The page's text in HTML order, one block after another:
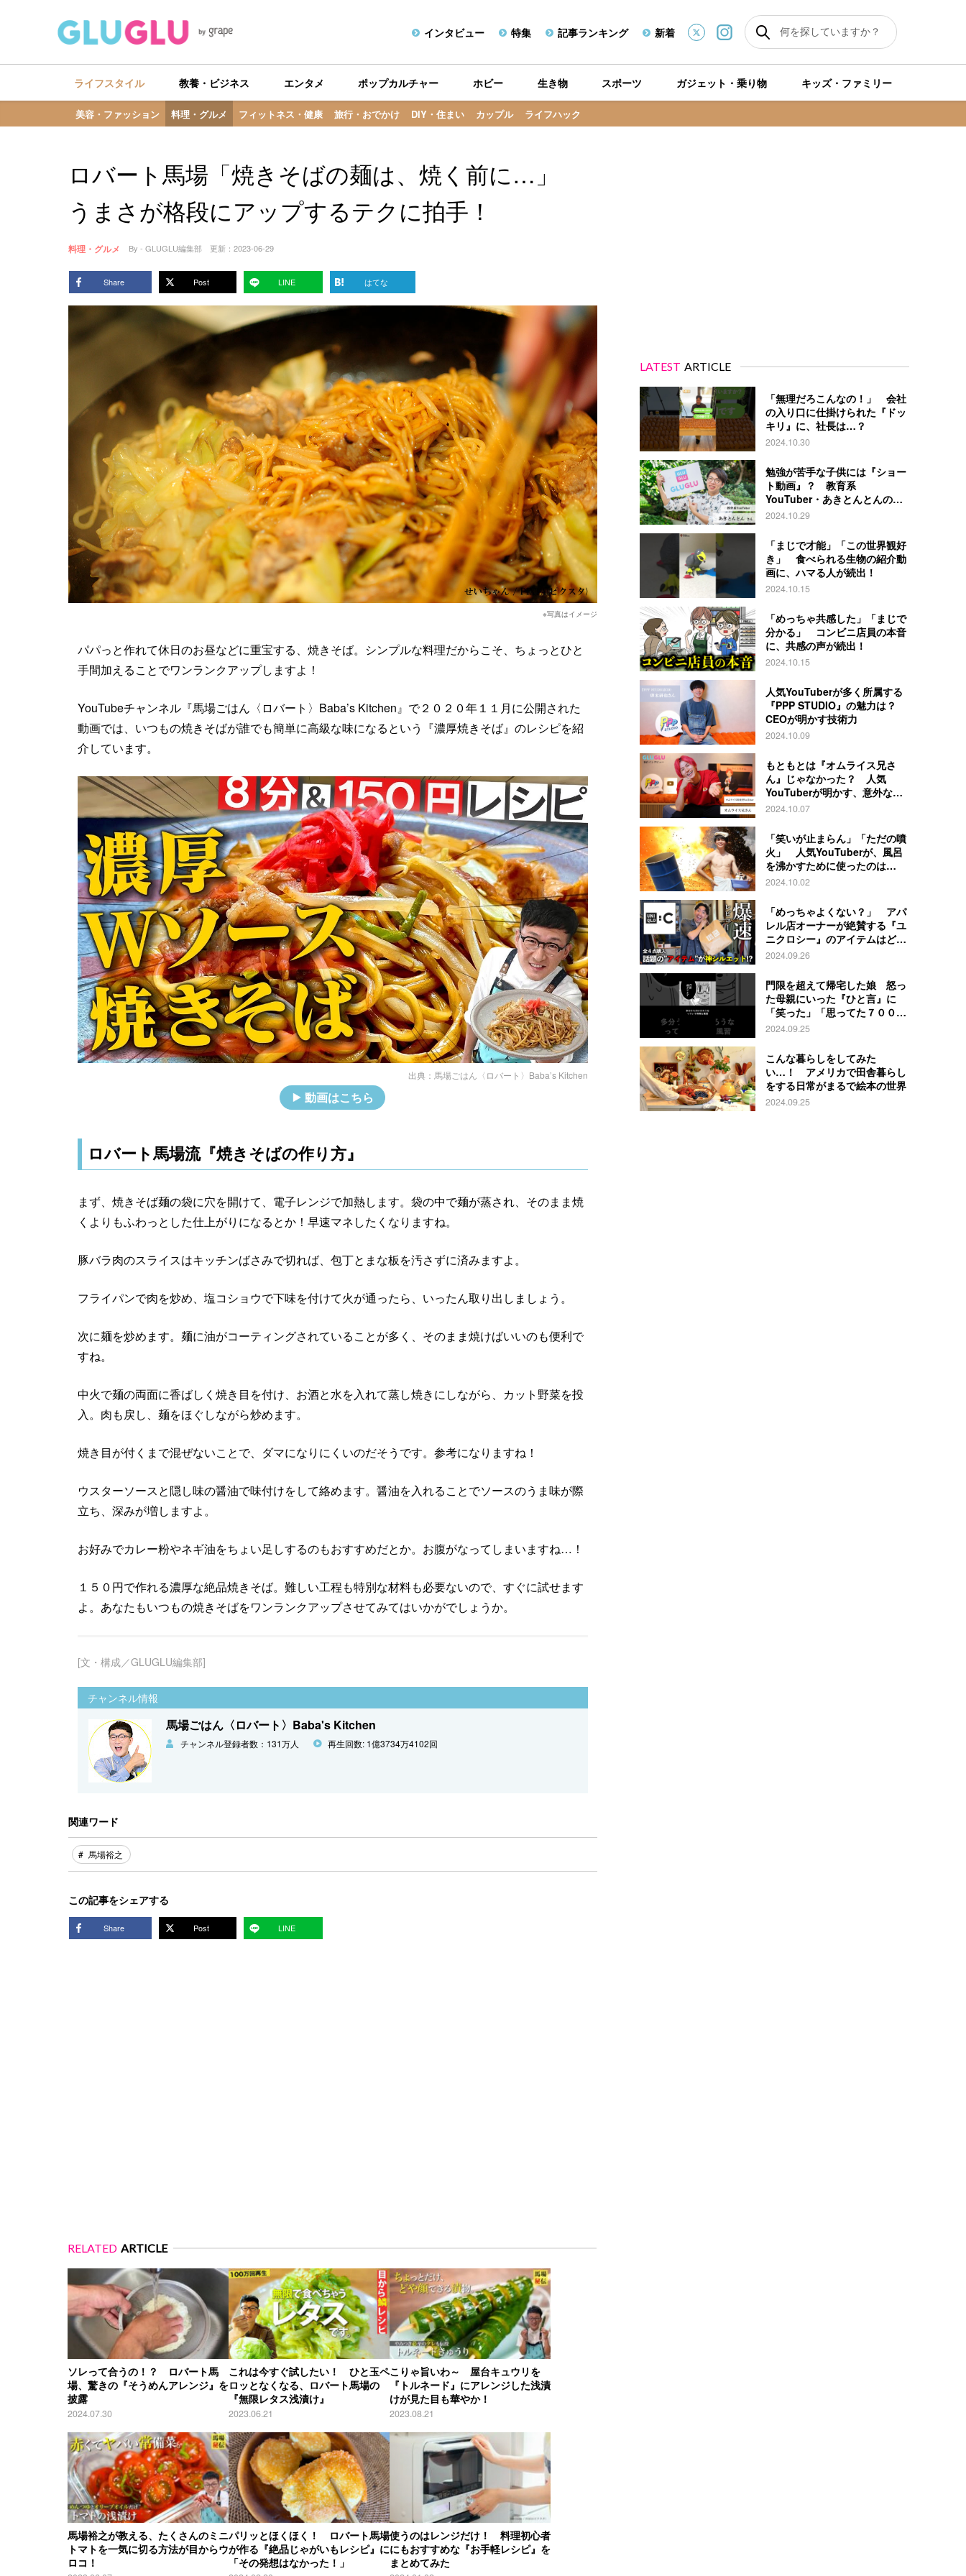
インタビュー 特集 記事ランキング 新着
ライフスタイル
美容・ファッション 料理・グルメ フィットネス・健康 旅行・おでかけ DIY・住まい カップル ライフハック
教養・ビジネス エンタメ ポップカルチャー ホビー 生き物 スポーツ ガジェット・乗り物 キッズ・ファミリー
ロバート馬場「焼きそばの麺は、焼く前に…」
うまさが格段にアップするテクに拍手！
料理・グルメ By - GLUGLU編集部 更新： 2023-06-29
Share Post LINE はてな
※写真はイメージ
パパっと作れて休日のお昼などに重宝する、焼きそば。シンプルな料理だからこそ、ちょっとひと
手間加えることでワンランクアップしますよ！
YouTubeチャンネル『馬場ごはん〈ロバート〉Baba’s Kitchen』で２０２０年１１月に公開された
動画では、いつもの焼きそばが誰でも簡単に高級な味になるという『濃厚焼きそば』のレシピを紹
介しています。
出典： 馬場ごはん〈ロバート〉Baba’s Kitchen
動画はこちら
ロバート馬場流『焼きそばの作り方』
まず、焼きそば麺の袋に穴を開けて、電子レンジで加熱します。袋の中で麺が蒸され、そのまま焼
くよりもふわっとした仕上がりになるとか！早速マネしたくなりますね。
豚バラ肉のスライスはキッチンばさみで切れば、包丁とまな板を汚さずに済みますよ。
フライパンで肉を炒め、塩コショウで下味を付けて火が通ったら、いったん取り出しましょう。
次に麺を炒めます。麺に油がコーティングされていることが多く、そのまま焼けばいいのも便利で
すね。
中火で麺の両面に香ばしく焼き目を付け、お酒と水を入れて蒸し焼きにしながら、カット野菜を投
入。肉も戻し、麺をほぐしながら炒めます。
焼き目が付くまで混ぜないことで、ダマになりにくいのだそうです。参考になりますね！
ウスターソースと隠し味の醤油で味付けをして絡めます。醤油を入れることでソースのうま味が際
立ち、深みが増しますよ。
お好みでカレー粉やネギ油をちょい足しするのもおすすめだとか。お腹がなってしまいますね…！
１５０円で作れる濃厚な絶品焼きそば。難しい工程も特別な材料も必要ないので、すぐに試せます
よ。あなたもいつもの焼きそばをワンランクアップさせてみてはいかがでしょうか。
[文・構成／GLUGLU編集部]
チャンネル情報
馬場ごはん〈ロバート〉Baba's Kitchen
チャンネル登録者数：131万人 再生回数: 1億3734万4102回
関連ワード
馬場裕之
この記事をシェアする
Share Post LINE
RELATED ARTICLE
ソレって合うの！？ ロバート馬
場、驚きの『そうめんアレンジ』を
披露
2024.07.30
これは今すぐ試したい！ ひと玉ペ
ロッとなくなる、ロバート馬場の
『無限レタス浅漬け』
2023.06.21
こりゃ旨いわ～ 屋台キュウリを
『トルネード』にアレンジした浅漬
けが見た目も華やか！
2023.08.21
馬場裕之が教える、たくさんのミニ
トマトを一気に切る方法が目からウ
ロコ！
パリッとほくほく！ ロバート馬場
が作る『絶品じゃがいもレシピ』に
「その発想はなかった！」
使うのはレンジだけ！ 料理初心者
にもおすすめな『お手軽レシピ』を
まとめてみた
LATEST ARTICLE
「無理だろこんなの！」 会社
の入り口に仕掛けられた『ドッ
キリ』に、社長は…？
2024.10.30
勉強が苦手な子供には『ショー
ト動画』？ 教育系
YouTuber・あきとんとんの戦
略とは
2024.10.29
「まじで才能」「この世界観好
き」 食べられる生物の紹介動
画に、ハマる人が続出！
2024.10.15
「めっちゃ共感した」「まじで
分かる」 コンビニ店員の本音
に、共感の声が続出！
2024.10.15
人気YouTuberが多く所属する
『PPP STUDIO』の魅力は？
CEOが明かす技術力
2024.10.09
もともとは『オムライス兄さ
ん』じゃなかった？ 人気
YouTuberが明かす、意外な過
去とは
2024.10.07
「笑いが止まらん」「ただの噴
火」 人気YouTuberが、風呂
を沸かすために使ったのは…
2024.10.02
「めっちゃよくない？」 アパ
レル店オーナーが絶賛する『ユ
ニクロシー』のアイテムはど
れ？
2024.09.26
門限を超えて帰宅した娘 怒っ
た母親にいった『ひと言』に
「笑った」「思ってた７００倍
特殊」
2024.09.25
こんな暮らしをしてみた
い…！ アメリカで田舎暮らし
をする日常がまるで絵本の世界
2024.09.25